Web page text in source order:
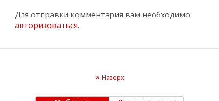
Для отправки комментария вам необходимо
авторизоваться.
Наверх